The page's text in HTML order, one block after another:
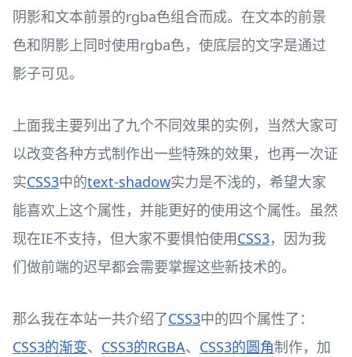
阴影和文本前景的rgba色组合而成。在文本的前景
色和阴影上同时使用rgba色，使底层的文字是通过
影子可见。
上面我主要列出了九个不同效果的实例，当然大家可
以改变各种方式制作出一些特殊的效果，也再一次证
实CSS3中的text-shadow实力是不浅的，希望大家
能喜欢上这个属性，并能更好的使用这个属性。虽然
现在IE不支持，但大家不要惧怕使用CSS3，因为我
们做前端的迟早都会需要掌握这些新技术的。
那么我在本站一共介绍了CSS3中的四个属性了：
CSS3的渐变、 CSS3的RGBA、 CSS3的圆角制作，加